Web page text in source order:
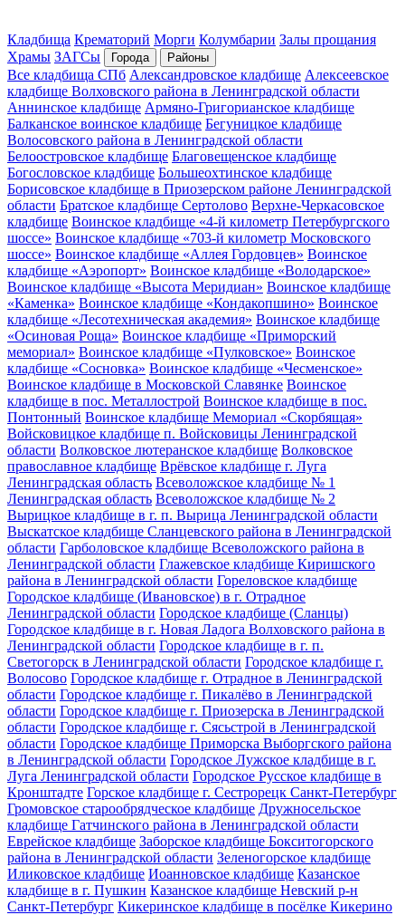
Кладбища Крематорий Морги Колумбарии Залы прощания
Храмы ЗАГСы Города Районы
Все кладбища СПб Александровское кладбище Алексеевское
кладбище Волховского района в Ленинградской области
Аннинское кладбище Армяно-Григорианское кладбище
Балканское воинское кладбище Бегуницкое кладбище
Волосовского района в Ленинградской области
Белоостровское кладбище Благовещенское кладбище
Богословское кладбище Большеохтинское кладбище
Борисовское кладбище в Приозерском районе Ленинградской
области Братское кладбище Сертолово Верхне-Черкасовское
кладбище Воинское кладбище «4-й километр Петербургского
шоссе» Воинское кладбище «703-й километр Московского
шоссе» Воинское кладбище «Аллея Гордовцев» Воинское
кладбище «Аэропорт» Воинское кладбище «Володарское»
Воинское кладбище «Высота Меридиан» Воинское кладбище
«Каменка» Воинское кладбище «Кондакопшино» Воинское
кладбище «Лесотехническая академия» Воинское кладбище
«Осиновая Роща» Воинское кладбище «Приморский
мемориал» Воинское кладбище «Пулковское» Воинское
кладбище «Сосновка» Воинское кладбище «Чесменское»
Воинское кладбище в Московской Славянке Воинское
кладбище в пос. Металлострой Воинское кладбище в пос.
Понтонный Воинское кладбище Мемориал «Скорбящая»
Войсковицкое кладбище п. Войсковицы Ленинградской
области Волковское лютеранское кладбище Волковское
православное кладбище Врёвское кладбище г. Луга
Ленинградская область Всеволожское кладбище № 1
Ленинградская область Всеволожское кладбище № 2
Вырицкое кладбище в г. п. Вырица Ленинградской области
Выскатское кладбище Сланцевского района в Ленинградской
области Гарболовское кладбище Всеволожского района в
Ленинградской области Глажевское кладбище Киришского
района в Ленинградской области Гореловское кладбище
Городское кладбище (Ивановское) в г. Отрадное
Ленинградской области Городское кладбище (Сланцы)
Городское кладбище в г. Новая Ладога Волховского района в
Ленинградской области Городское кладбище в г. п.
Светогорск в Ленинградской области Городское кладбище г.
Волосово Городское кладбище г. Отрадное в Ленинградской
области Городское кладбище г. Пикалёво в Ленинградской
области Городское кладбище г. Приозерска в Ленинградской
области Городское кладбище г. Сясьстрой в Ленинградской
области Городское кладбище Приморска Выборгского района
в Ленинградской области Городское Лужское кладбище в г.
Луга Ленинградской области Городское Русское кладбище в
Кронштадте Горское кладбище г. Сестрорецк Санкт-Петербург
Громовское старообрядческое кладбище Дружносельское
кладбище Гатчинского района в Ленинградской области
Еврейское кладбище Заборское кладбище Бокситогорского
района в Ленинградской области Зеленогорское кладбище
Иликовское кладбище Иоанновское кладбище Казанское
кладбище в г. Пушкин Казанское кладбище Невский р-н
Санкт-Петербург Кикеринское кладбище в посёлке Кикерино